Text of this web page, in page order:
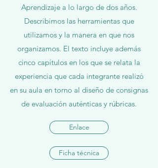
Aprendizaje a lo largo de dos años.
Describimos las herramientas que
utilizamos y la manera en que nos
organizamos. El texto incluye además
cinco capítulos en los que se relata la
experiencia que cada integrante realizó
en su aula en torno al diseño de consignas
de evaluación auténticas y rúbricas.
Enlace
Ficha técnica